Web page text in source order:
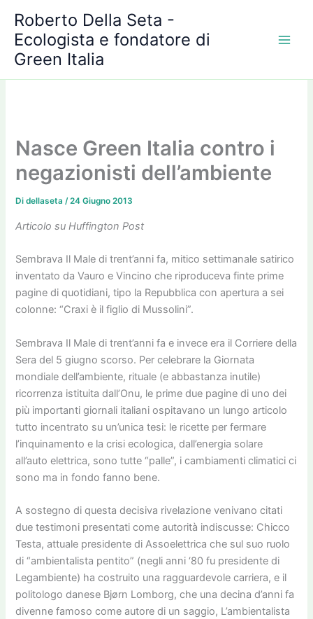
contenuto
Roberto Della Seta -
Ecologista e fondatore di
Green Italia
Nasce Green Italia contro i
negazionisti dell’ambiente
Didellaseta/24 Giugno 2013
Articolo su Huffington Post
Sembrava Il Male di trent’anni fa, mitico settimanale satirico
inventato da Vauro e Vincino che riproduceva finte prime
pagine di quotidiani, tipo la Repubblica con apertura a sei
colonne: “Craxi è il figlio di Mussolini”.
Sembrava Il Male di trent’anni fa e invece era il Corriere della
Sera del 5 giugno scorso. Per celebrare la Giornata
mondiale dell’ambiente, rituale (e abbastanza inutile)
ricorrenza istituita dall’Onu, le prime due pagine di uno dei
più importanti giornali italiani ospitavano un lungo articolo
tutto incentrato su un’unica tesi: le ricette per fermare
l’inquinamento e la crisi ecologica, dall’energia solare
all’auto elettrica, sono tutte “palle”, i cambiamenti climatici ci
sono ma in fondo fanno bene.
A sostegno di questa decisiva rivelazione venivano citati
due testimoni presentati come autorità indiscusse: Chicco
Testa, attuale presidente di Assoelettrica che sul suo ruolo
di “ambientalista pentito” (negli anni ‘80 fu presidente di
Legambiente) ha costruito una ragguardevole carriera, e il
politologo danese Bjørn Lomborg, che una decina d’anni fa
divenne famoso come autore di un saggio, L’ambientalista
r
c
h
i